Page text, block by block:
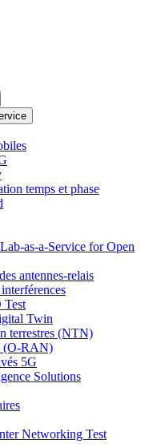
temps et phase
as-a-Service for Open
antennes-relais
Twin
terrestres (NTN)
(O-RAN)
5G
Solutions
Networking Test